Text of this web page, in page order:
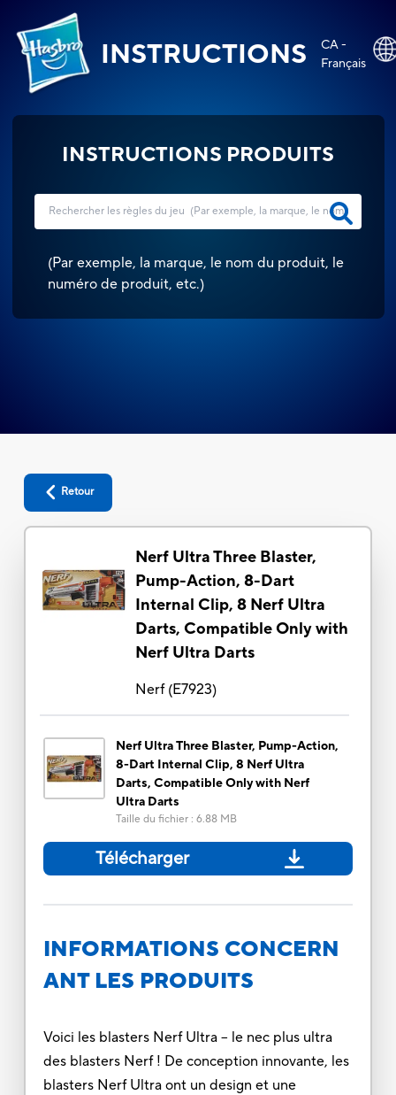
INSTRUCTIONS
CA -
Français
INSTRUCTIONS PRODUITS
(Par exemple, la marque, le nom du produit, le
numéro de produit, etc.)
Retour
Nerf Ultra Three Blaster,
Pump-Action, 8-Dart
Internal Clip, 8 Nerf Ultra
Darts, Compatible Only with
Nerf Ultra Darts
Nerf(E7923)
Nerf Ultra Three Blaster, Pump-Action,
8-Dart Internal Clip, 8 Nerf Ultra
Darts, Compatible Only with Nerf
Ultra Darts
Taille du fichier: 6.88 MB
Télécharger
INFORMATIONS CONCERN
ANT LES PRODUITS
Voici les blasters Nerf Ultra -- le nec plus ultra
des blasters Nerf ! De conception innovante, les
blasters Nerf Ultra ont un design et une